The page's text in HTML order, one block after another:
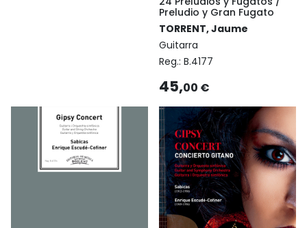
Preludio y Gran Fugato
TORRENT, Jaume
Guitarra
Reg.: B.4177
45,00 €